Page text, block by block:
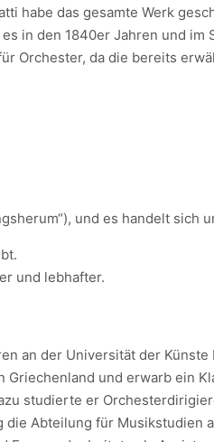
habe das gesamte Werk
in den 1840er Jahren und im
Orchester, da die bereits
und es handelt sich
und lebhafter.
an der Universität der
und erwarb ein
studierte er
die Abteilung für Musikstudien